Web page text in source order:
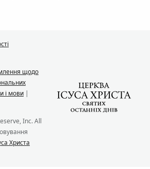
щодо
і мови |
Inc. All
Христа